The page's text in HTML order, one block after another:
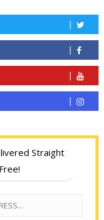
Straight